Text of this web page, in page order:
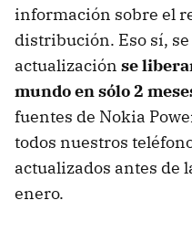
información sobre el
distribución. Eso sí,
actualización se
mundo en sólo 2
fuentes de Nokia
todos nuestros
actualizados antes de
enero.